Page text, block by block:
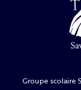
Groupe scolaire